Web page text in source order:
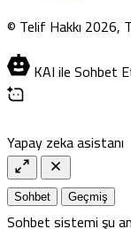
© Telif Hakkı 2026,
KAI ile Sohbet
Yapay zeka asistanı
Sohbet Geçmiş
Sohbet sistemi şu